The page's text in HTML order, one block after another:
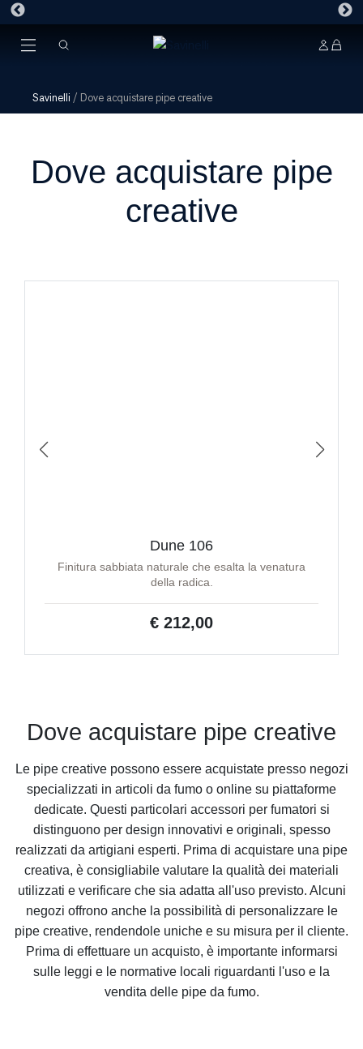
Savinelli / Dove acquistare pipe creative
Dove acquistare pipe
creative
Dune 106
Finitura sabbiata naturale che esalta la venatura
della radica.
€ 212,00
Dove acquistare pipe creative
Le pipe creative possono essere acquistate presso negozi
specializzati in articoli da fumo o online su piattaforme
dedicate. Questi particolari accessori per fumatori si
distinguono per design innovativi e originali, spesso
realizzati da artigiani esperti. Prima di acquistare una pipe
creativa, è consigliabile valutare la qualità dei materiali
utilizzati e verificare che sia adatta all'uso previsto. Alcuni
negozi offrono anche la possibilità di personalizzare le
pipe creative, rendendole uniche e su misura per il cliente.
Prima di effettuare un acquisto, è importante informarsi
sulle leggi e le normative locali riguardanti l'uso e la
vendita delle pipe da fumo.